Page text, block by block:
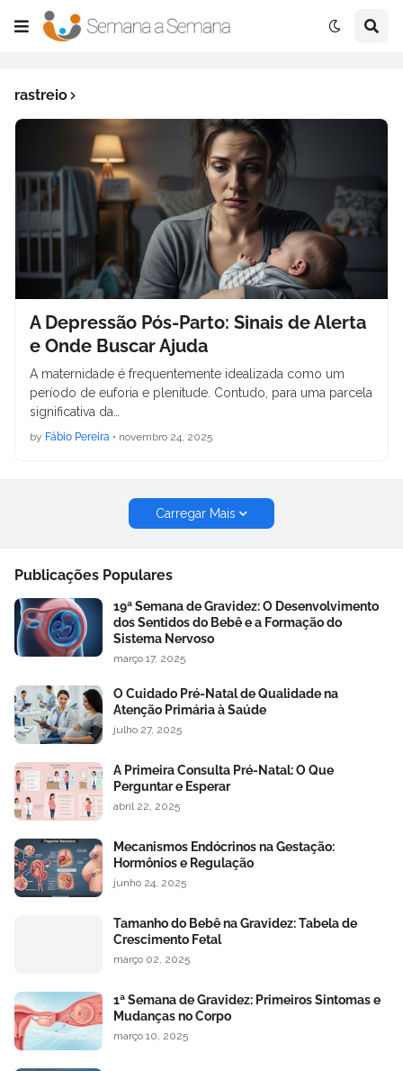
rastreio
A Depressão Pós-Parto: Sinais de Alerta
e Onde Buscar Ajuda
A maternidade é frequentemente idealizada como um
período de euforia e plenitude. Contudo, para uma parcela
significativa da…
by Fábio Pereira • novembro 24, 2025
Carregar Mais
Publicações Populares
19ª Semana de Gravidez: O Desenvolvimento
dos Sentidos do Bebê e a Formação do
Sistema Nervoso
março 17, 2025
O Cuidado Pré-Natal de Qualidade na
Atenção Primária à Saúde
julho 27, 2025
A Primeira Consulta Pré-Natal: O Que
Perguntar e Esperar
abril 22, 2025
Mecanismos Endócrinos na Gestação:
Hormônios e Regulação
junho 24, 2025
Tamanho do Bebê na Gravidez: Tabela de
Crescimento Fetal
março 02, 2025
1ª Semana de Gravidez: Primeiros Sintomas e
Mudanças no Corpo
março 10, 2025